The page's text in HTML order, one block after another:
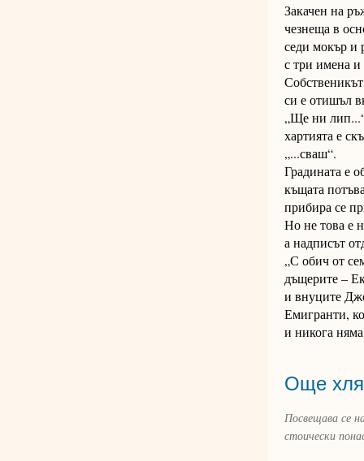
Закачен на
чезнеща в
седи мокър и
с три имена и
си е отишъл
„Ще ни
хартията е
„...сваш“.
Градината е
къщата
прибира се
Но не това е
а надписът
„С обич от
дъщерите –
и внуците
Емигранти,
и никога
Oще
Посвещава се
стоически